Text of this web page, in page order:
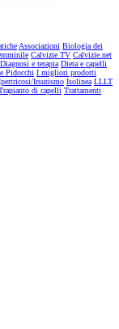
Associazioni Biologia dei
Calvizie TV Calvizie.net
Diagnosi e terapia Dieta e capelli
Pidocchi I migliori prodotti
Irsutismo Isolinea LLLT
di capelli Trattamenti